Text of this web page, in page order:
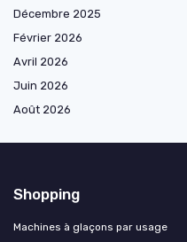
Décembre 2025
Février 2026
Avril 2026
Juin 2026
Août 2026
Shopping
Machines à glaçons par usage